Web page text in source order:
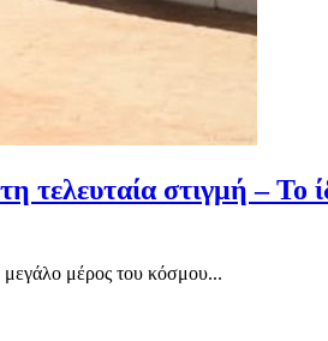
τελευταία στιγμή – Το
μεγάλο μέρος του κόσμου...